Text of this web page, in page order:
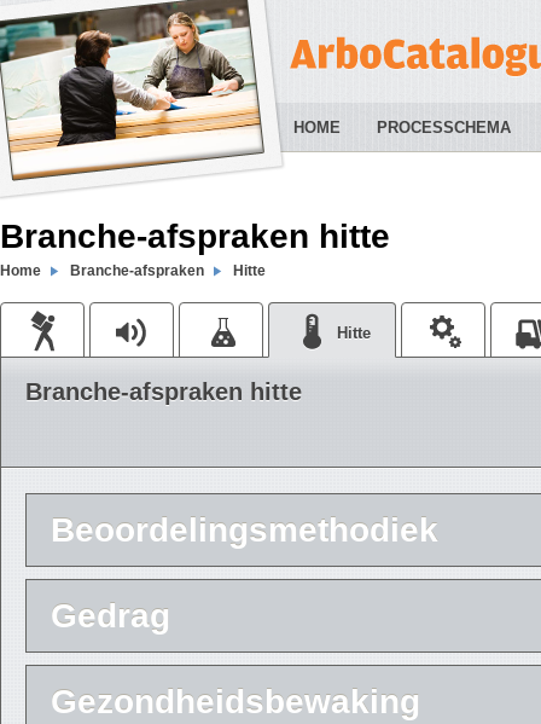
HOME PROCESSCHEMA
Branche-afspraken hitte
Home Branche-afspraken Hitte
Hitte
Branche-afspraken hitte
Beoordelingsmethodiek
Gedrag
Gezondheidsbewaking